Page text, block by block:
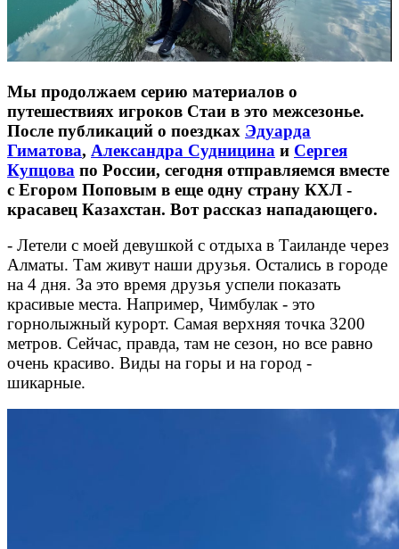
Мы продолжаем серию материалов о
путешествиях игроков Стаи в это межсезонье.
После публикаций о поездках Эдуарда
Гиматова, Александра Судницина и Сергея
Купцова по России, сегодня отправляемся вместе
с Егором Поповым в еще одну страну КХЛ -
красавец Казахстан. Вот рассказ нападающего.
- Летели с моей девушкой с отдыха в Таиланде через
Алматы. Там живут наши друзья. Остались в городе
на 4 дня. За это время друзья успели показать
красивые места. Например, Чимбулак - это
горнолыжный курорт. Самая верхняя точка 3200
метров. Сейчас, правда, там не сезон, но все равно
очень красиво. Виды на горы и на город -
шикарные.